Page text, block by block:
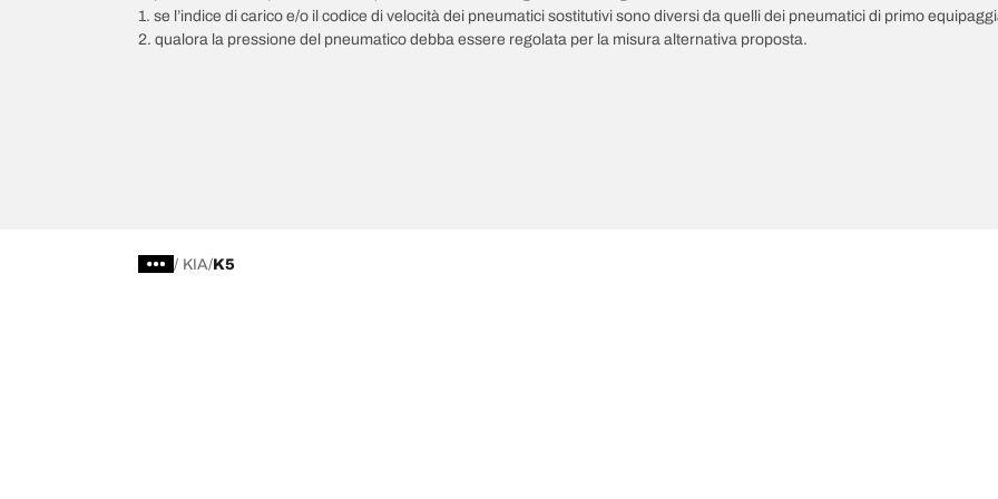
1. se l’indice di carico e/o il codice di velocità dei pneumatici sostitutivi sono diversi da quelli dei pneumatici di primo
2. qualora la pressione del pneumatico debba essere regolata per la misura alternativa proposta.
/ KIA K5